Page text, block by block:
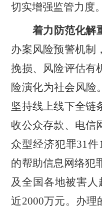
切实增强监管力度。
着力防范化解
办案风险预警机制
挽损、风险评估有
险演化为社会风险。
坚持线上线下全链
收公众存款、电信
众型经济犯罪31 件
的帮助信息网络犯
及全国各地被害人
近2000万元。 办理